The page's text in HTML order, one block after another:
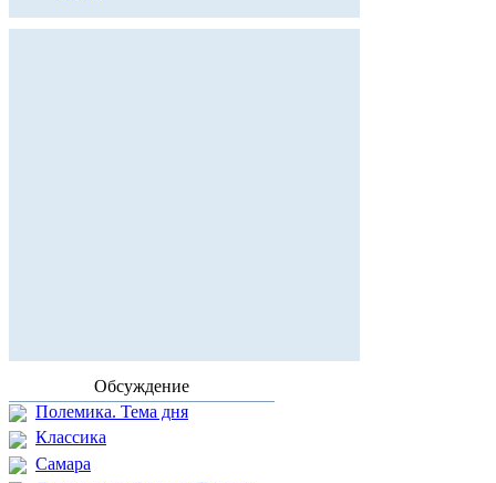
Обсуждение
Полемика. Тема дня
Классика
Самара